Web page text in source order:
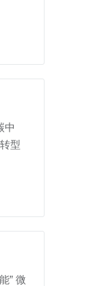
中
型
” 微